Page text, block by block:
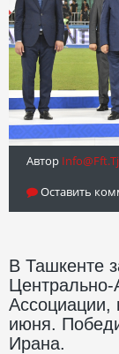
Автор Info@fft.tj
Оставить
В Ташкенте
Центрально-
Ассоциации,
июня.
Ирана.